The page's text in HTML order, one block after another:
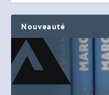
Nouveauté